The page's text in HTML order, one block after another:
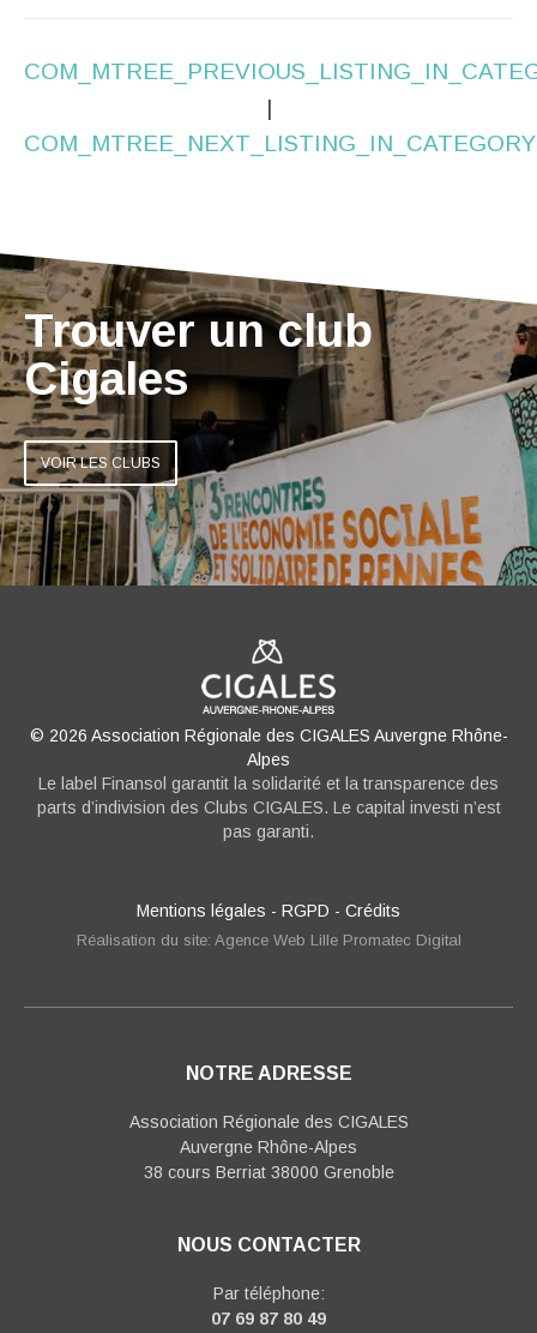
|
COM_MTREE_NEXT_LISTING_IN_CATEGORY
Trouver un club
Cigales
VOIR LES CLUBS
© 2026 Association Régionale des CIGALES Auvergne Rhône-
Alpes
Le label Finansol garantit la solidarité et la transparence des
parts d’indivision des Clubs CIGALES. Le capital investi n’est
pas garanti.
Mentions légales - RGPD - Crédits
Réalisation du site: Agence Web Lille Promatec Digital
NOTRE ADRESSE
Association Régionale des CIGALES
Auvergne Rhône-Alpes
38 cours Berriat 38000 Grenoble
NOUS CONTACTER
Par téléphone:
07 69 87 80 49